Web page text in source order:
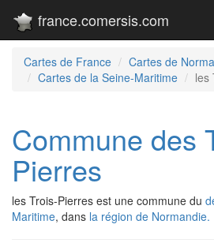
france.comersis.com
Cartes de France
Cartes de
Cartes de la Seine-Maritime
les
Commune des
Pierres
les Trois-Pierres est une commune du
Maritime, dans la région de Normandie.